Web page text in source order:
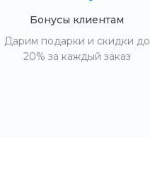
Бонусы клиентам
Дарим подарки и скидки до
20% за каждый заказ